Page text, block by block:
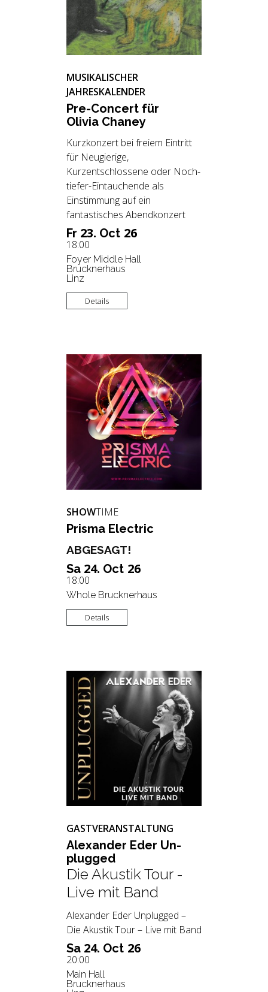
Fr 23. Oct 26
18:00
Foyer Middle Hall
Brucknerhaus
Linz
MUSIKALISCHER
JAHRESKALENDER
Pre-Con­cert für
Oli­via Cha­ney
Kurzkonzert bei freiem Eintritt
für Neugierige,
Kurzentschlossene oder Noch-
tiefer-Eintauchende als
Einstimmung auf ein
fantastisches Abendkonzert
Details
Sa 24. Oct 26
18:00
Whole Brucknerhaus
SHOWTIME
Pris­ma Elec­tric
ABGESAGT!
Details
Sa 24. Oct 26
20:00
Main Hall
Brucknerhaus
GASTVERANSTALTUNG
Alex­an­der Eder Un­
plug­ged
Die Akustik Tour -
Live mit Band
Alexander Eder Unplugged –
Die Akustik Tour – Live mit Band